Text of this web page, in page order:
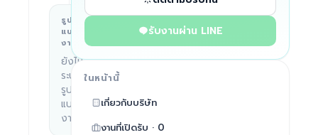
รูป
แบบ
งาน
ยังไม่
ระบุ
รูป
แบบ
งาน
รับงานผ่าน LINE
ในหน้านี้
เกี่ยวกับบริษัท
งานที่เปิดรับ · 0